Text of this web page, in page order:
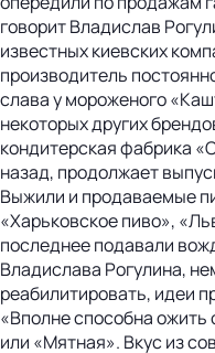
говорит Владислав
известных киевских
производитель
слава у мороженого
некоторых других
кондитерская фабрика
назад, продолжает
Выжили и продаваемые
«Харьковское пиво»,
последнее подавали
Владислава Рогулина,
реабилитировать, идеи
«Вполне способна ожить
или «Мятная». Вкус из